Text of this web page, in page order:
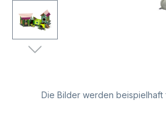
Die Bilder werden beispielhaft